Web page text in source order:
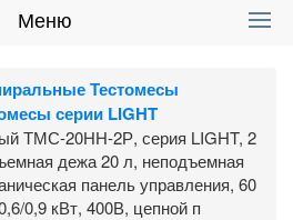
Меню
Тестомесы
серии LIGHT
ТМС-20НН-2Р, серия LIGHT, 2
дежа 20 л, неподъемная
панель управления, 60
0,9 кВт, 400В, цепной п